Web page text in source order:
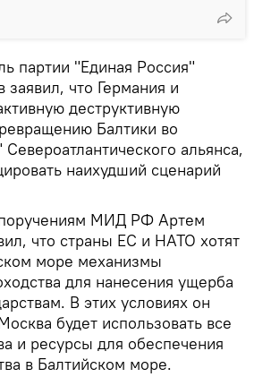
партии "Единая Россия"
что Германия и
деструктивную
Балтики во
альянса,
наихудший сценарий
МИД РФ Артем
что страны ЕС и НАТО хотят
море механизмы
для нанесения ущерба
В этих условиях он
будет использовать все
и ресурсы для обеспечения
в Балтийском море.